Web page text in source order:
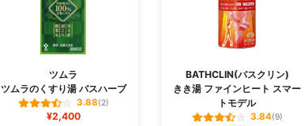
ツムラ
ツムラのくすり湯 バスハーブ
3.88(2)
¥2,400
BATHCLIN(バスクリン)
きき湯 ファインヒート スマー
トモデル
3.84(9)